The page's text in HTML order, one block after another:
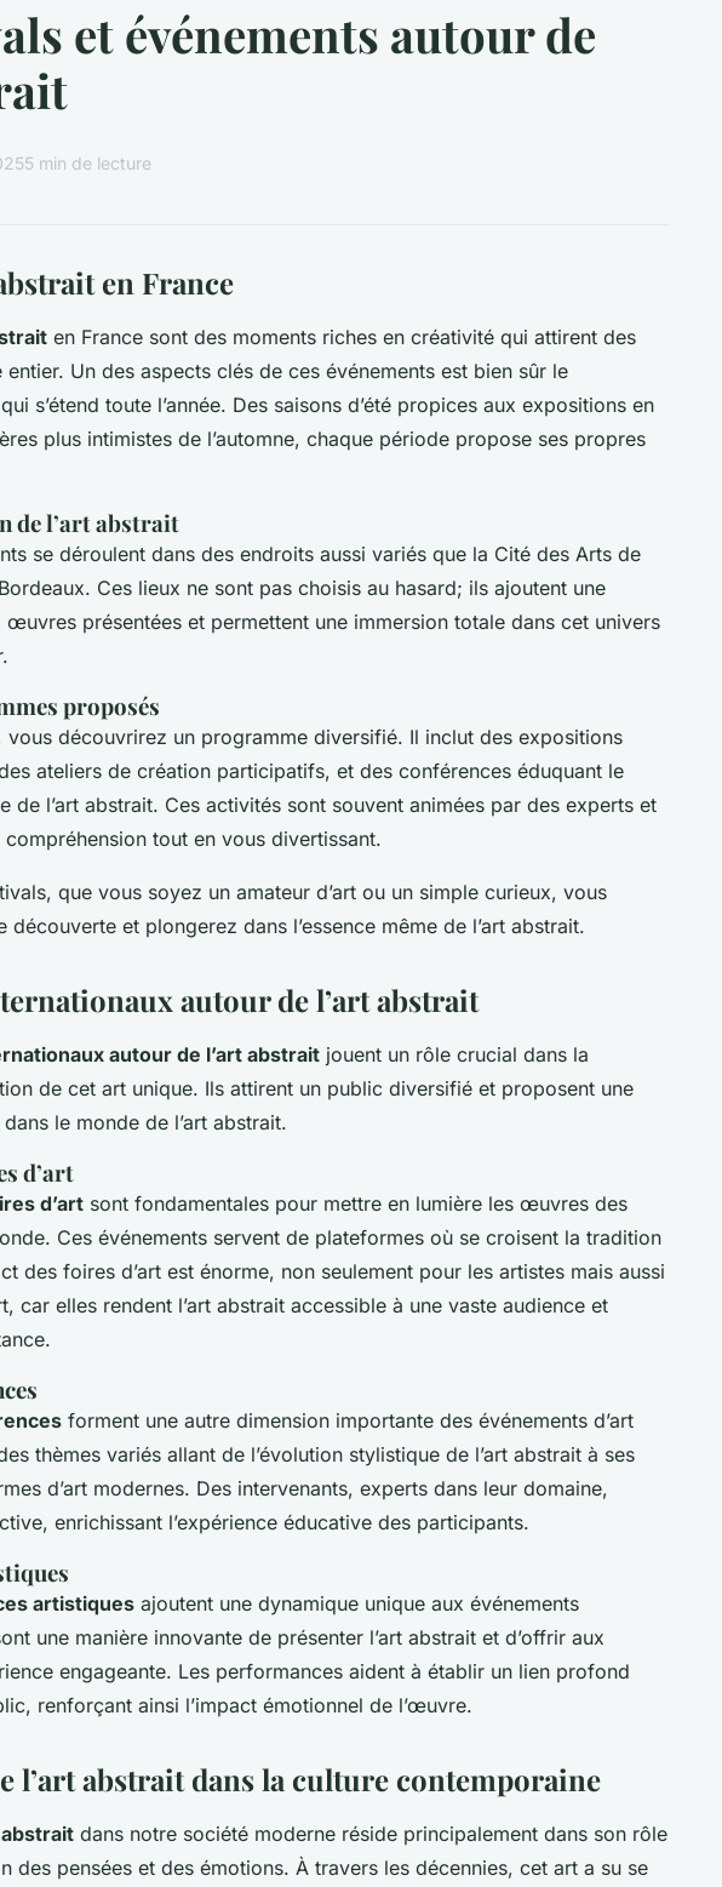
et événements autour de
5 min de lecture
en France
en France sont des moments riches en créativité qui attirent des
Un des aspects clés de ces événements est bien sûr le
s’étend toute l’année. Des saisons d’été propices aux expositions en
plus intimistes de l’automne, chaque période propose ses propres
de l’art abstrait
se déroulent dans des endroits aussi variés que la Cité des Arts de
Ces lieux ne sont pas choisis au hasard; ils ajoutent une
œuvres présentées et permettent une immersion totale dans cet univers
proposés
vous découvrirez un programme diversifié. Il inclut des expositions
ateliers de création participatifs, et des conférences éduquant le
de l’art abstrait. Ces activités sont souvent animées par des experts et
tout en vous divertissant.
que vous soyez un amateur d’art ou un simple curieux, vous
et plongerez dans l’essence même de l’art abstrait.
autour de l’art abstrait
autour de l’art abstrait jouent un rôle crucial dans la
de cet art unique. Ils attirent un public diversifié et proposent une
dans le monde de l’art abstrait.
d’art
d’art sont fondamentales pour mettre en lumière les œuvres des
Ces événements servent de plateformes où se croisent la tradition
des foires d’art est énorme, non seulement pour les artistes mais aussi
car elles rendent l’art abstrait accessible à une vaste audience et
forment une autre dimension importante des événements d’art
thèmes variés allant de l’évolution stylistique de l’art abstrait à ses
d’art modernes. Des intervenants, experts dans leur domaine,
enrichissant l’expérience éducative des participants.
artistiques ajoutent une dynamique unique aux événements
une manière innovante de présenter l’art abstrait et d’offrir aux
engageante. Les performances aident à établir un lien profond
renforçant ainsi l’impact émotionnel de l’œuvre.
l’art abstrait dans la culture contemporaine
dans notre société moderne réside principalement dans son rôle
des pensées et des émotions. À travers les décennies, cet art a su se